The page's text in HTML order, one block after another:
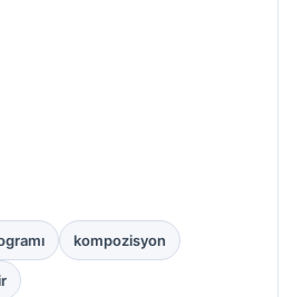
kompozisyon